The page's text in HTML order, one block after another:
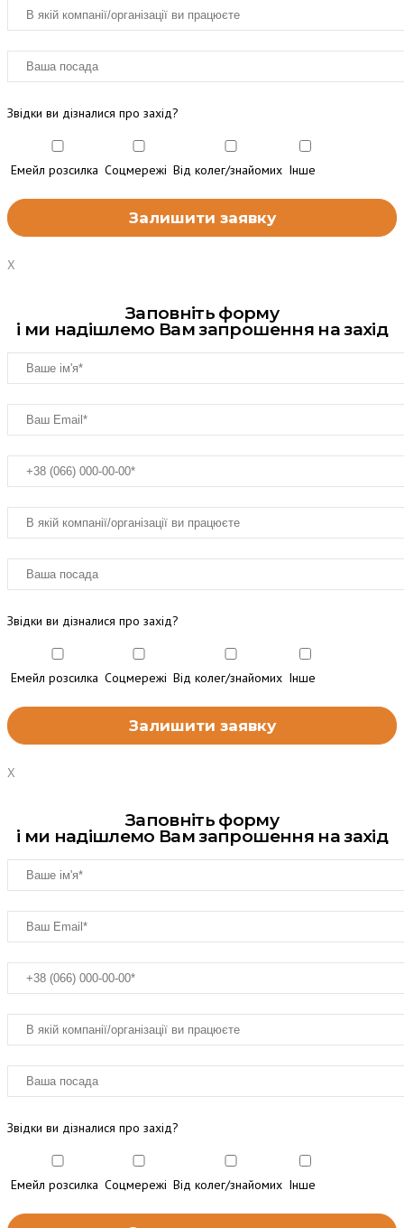
Звідки ви дізналися про захід?
Емейл розсилка Соцмережі Від колег/знайомих Інше
X
Заповніть форму
і ми надішлемо Вам запрошення на захід
Звідки ви дізналися про захід?
Емейл розсилка Соцмережі Від колег/знайомих Інше
X
Заповніть форму
і ми надішлемо Вам запрошення на захід
Звідки ви дізналися про захід?
Емейл розсилка Соцмережі Від колег/знайомих Інше